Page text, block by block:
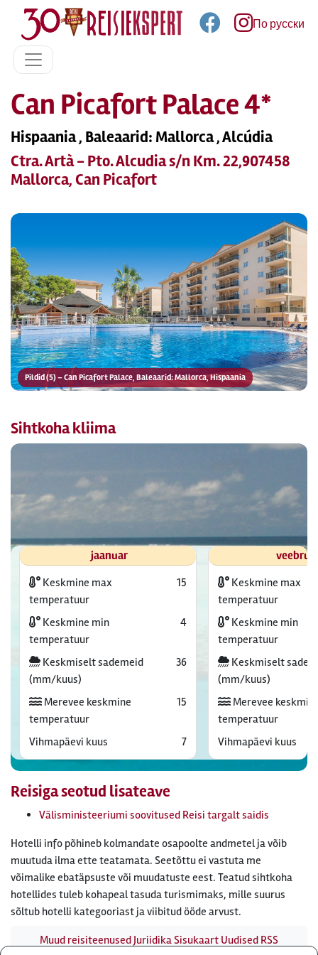
По русски
Can Picafort Palace 4*
Hispaania , Baleaarid: Mallorca , Alcúdia
Ctra. Artà - Pto. Alcudia s/n Km. 22,907458
Mallorca, Can Picafort
Pildid (5) – Can Picafort Palace, Baleaarid: Mallorca, Hispaania
Sihtkoha kliima
jaanuar
Keskmine max
temperatuur
15
Keskmine min
temperatuur
4
Keskmiselt sademeid
(mm/kuus)
36
Merevee keskmine
temperatuur
15
Vihmapäevi kuus 7
Keskmine max
temperatuur
Keskmine min
temperatuur
Keskmiselt
(mm/kuus)
Merevee
temperatuur
Vihmapäevi kuus
Reisiga seotud lisateave
Välisministeeriumi soovitused Reisi targalt saidis
Hotelli info põhineb kolmandate osapoolte andmetel ja võib
muutuda ilma ette teatamata. Seetõttu ei vastuta me
võimalike ebatäpsuste või muudatuste eest. Teatud sihtkoha
hotellides tuleb kohapeal tasuda turismimaks, mille suurus
sõltub hotelli kategooriast ja viibitud ööde arvust.
Muud reisiteenusedJuriidikaSisukaart Uudised RSS